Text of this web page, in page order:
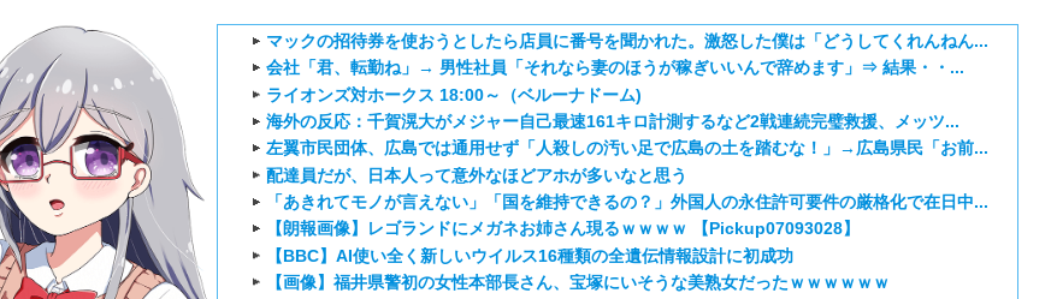
マックの招待券を使おうとしたら店員に番号を聞かれた。激怒した僕は「どうしてくれんねん...
会社「君、転勤ね」→ 男性社員「それなら妻のほうが稼ぎいいんで辞めます」⇒ 結果・・...
ライオンズ対ホークス 18:00～（ベルーナドーム)
海外の反応：千賀滉大がメジャー自己最速161キロ計測するなど2戦連続完璧救援、メッツ...
左翼市民団体、広島では通用せず「人殺しの汚い足で広島の土を踏むな！」→広島県民「お前...
配達員だが、日本人って意外なほどアホが多いなと思う
「あきれてモノが言えない」「国を維持できるの？」外国人の永住許可要件の厳格化で在日中...
【朗報画像】レゴランドにメガネお姉さん現るｗｗｗｗ 【Pickup07093028】
【BBC】AI使い全く新しいウイルス16種類の全遺伝情報設計に初成功
【画像】福井県警初の女性本部長さん、宝塚にいそうな美熟女だったｗｗｗｗｗｗ